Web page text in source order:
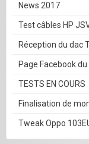
News 2017
Test câbles HP
Réception du dac
Page Facebook du
TESTS EN COURS
Finalisation de
Tweak Oppo